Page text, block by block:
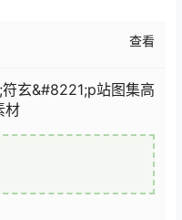
查看
玄&#8221;p站图集高
材